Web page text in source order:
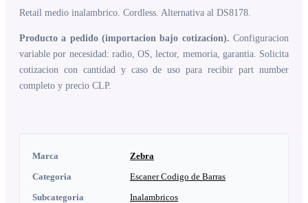
Retail medio inalambrico. Cordless. Alternativa al DS8178.
Producto a pedido (importacion bajo cotizacion). Configuracion
variable por necesidad: radio, OS, lector, memoria, garantia. Solicita
cotizacion con cantidad y caso de uso para recibir part number
completo y precio CLP.
Marca
Zebra
Categoria
Escaner Codigo de Barras
Subcategoria
Inalambricos